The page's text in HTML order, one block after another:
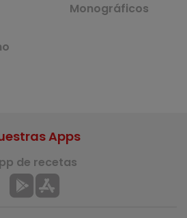
Monográficos
Apps
de recetas